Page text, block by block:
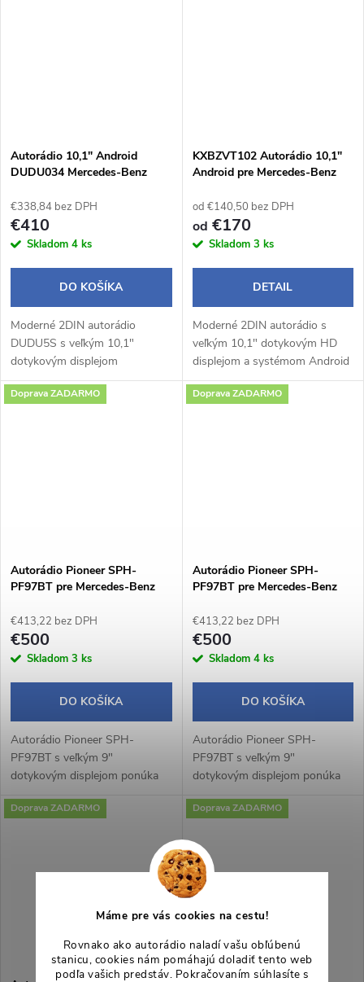
Máme pre vás cookies na cestu!
Rovnako ako autorádio naladí vašu obľúbenú
stanicu, cookies nám pomáhajú doladiť tento web
podľa vašich predstáv. Pokračovaním súhlasíte s
Autorádio 10,1" Android
DUDU034 Mercedes-Benz
€338,84 bez DPH
€410
Skladom 4 ks
DO KOŠÍKA
Moderné 2DIN autorádio
DUDU5S s veľkým 10,1"
dotykovým displejom
1280×720 px a praktickým
otočným potenciometrom
KXBZVT102 Autorádio 10,1"
Android pre Mercedes-Benz
od €140,50 bez DPH
od €170
Skladom 3 ks
DETAIL
Moderné 2DIN autorádio s
veľkým 10,1" dotykovým HD
displejom a systémom Android
14 prináša pohodlné a
inteligentné ovládanie počas
Doprava ZADARMO
Autorádio Pioneer SPH-
PF97BT pre Mercedes-Benz
€413,22 bez DPH
€500
Skladom 3 ks
DO KOŠÍKA
Autorádio Pioneer SPH-
PF97BT s veľkým 9"
dotykovým displejom ponúka
bezdrôtového Apple CarPlay a
Doprava ZADARMO
Autorádio Pioneer SPH-
PF97BT pre Mercedes-Benz
€413,22 bez DPH
€500
Skladom 4 ks
DO KOŠÍKA
Autorádio Pioneer SPH-
PF97BT s veľkým 9"
dotykovým displejom ponúka
bezdrôtového Apple CarPlay a
handsfree, WebLink 3.0 a...
Doprava ZADARMO Doprava ZADARMO